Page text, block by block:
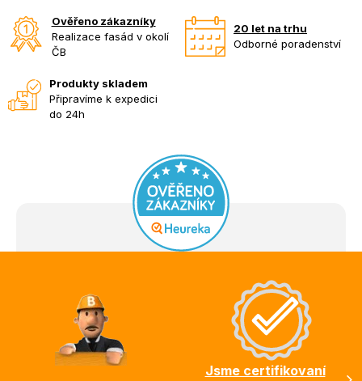
Ověřeno zákazníky
Realizace fasád v okolí
ČB
20 let na trhu
Odborné poradenství
Produkty skladem
Připravíme k expedici
do 24h
Jsme certifikovaní